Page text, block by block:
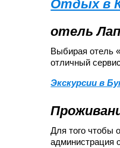
Отдых в
отель
Выбирая отель
отличный
Экскурсии в
Для того чтобы
администрация